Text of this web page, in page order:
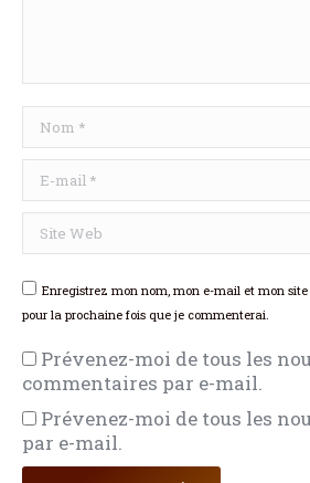
Nom *
E-mail *
Site Web
Enregistrez mon nom, mon e-mail et mon
pour la prochaine fois que je commenterai.
Prévenez-moi de tous les
commentaires par e-mail.
Prévenez-moi de tous les
par e-mail.